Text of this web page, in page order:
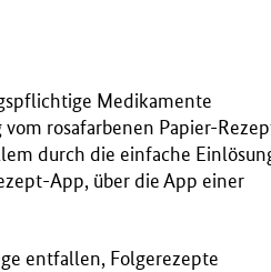
Medikamente
rosafarbenen Papier-
durch die einfache
App, über die App einer
entfallen, Folgerezepte